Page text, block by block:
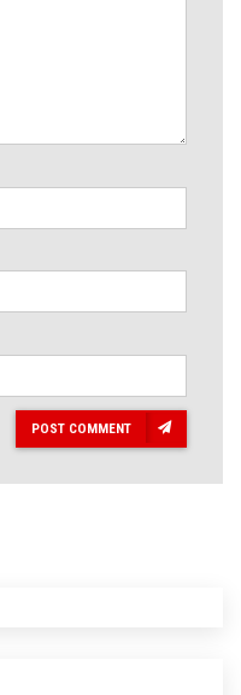
POST COMMENT